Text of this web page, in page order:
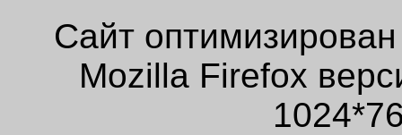
Сайт
Mozilla Firefox